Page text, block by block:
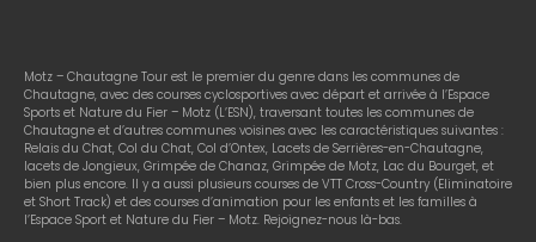
Motz – Chautagne Tour est le premier du genre dans les communes de
Chautagne, avec des courses cyclosportives avec départ et arrivée à l’Espace
Sports et Nature du Fier – Motz (L’ESN), traversant toutes les communes de
Chautagne et d’autres communes voisines avec les caractéristiques suivantes :
Relais du Chat, Col du Chat, Col d’Ontex, Lacets de Serrières-en-Chautagne,
lacets de Jongieux, Grimpée de Chanaz, Grimpée de Motz, Lac du Bourget, et
bien plus encore. Il y a aussi plusieurs courses de VTT Cross-Country (Eliminatoire
et Short Track) et des courses d’animation pour les enfants et les familles à
l’Espace Sport et Nature du Fier – Motz. Rejoignez-nous là-bas.